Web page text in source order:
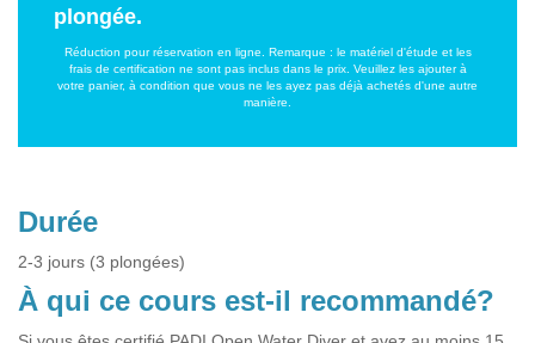
plongée.
Réduction pour réservation en ligne. Remarque : le matériel d'étude et les
frais de certification ne sont pas inclus dans le prix. Veuillez les ajouter à
votre panier, à condition que vous ne les ayez pas déjà achetés d'une autre
manière.
Durée
2-3 jours (3 plongées)
À qui ce cours est-il recommandé?